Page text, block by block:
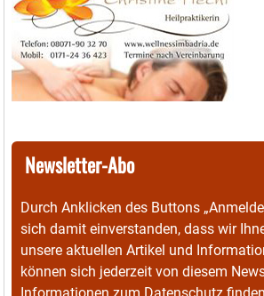
Newsletter-Abo
Durch Anklicken des Buttons
sich damit einverstanden, dass wir
unsere aktuellen Artikel und
können sich jederzeit von diesem